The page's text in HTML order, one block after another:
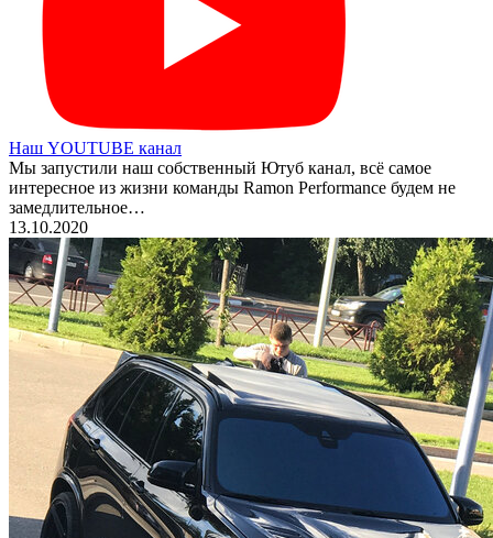
Наш YOUTUBE канал
Мы запустили наш собственный Ютуб канал, всё самое
интересное из жизни команды Ramon Performance будем не
замедлительное…
13.10.2020